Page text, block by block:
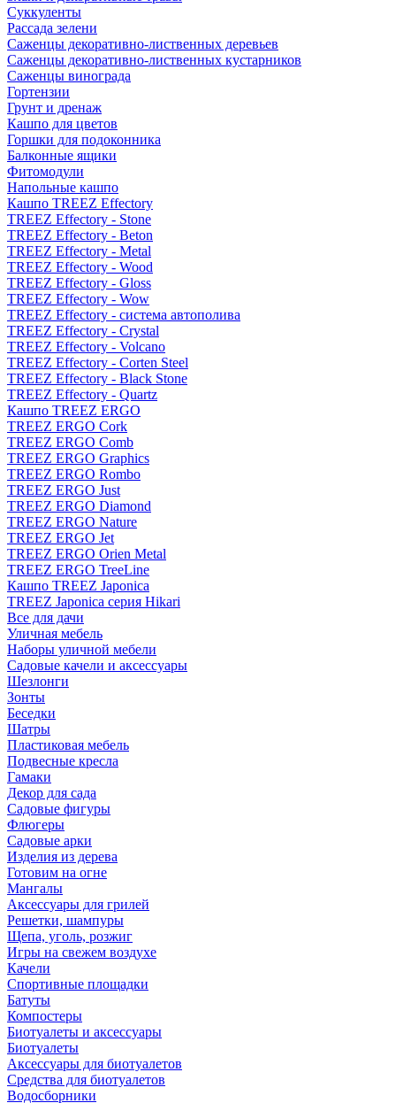
Суккуленты
Рассада зелени
Саженцы декоративно-лиственных деревьев
Саженцы декоративно-лиственных кустарников
Саженцы винограда
Гортензии
Грунт и дренаж
Кашпо для цветов
Горшки для подоконника
Балконные ящики
Фитомодули
Напольные кашпо
Кашпо TREEZ Effectory
TREEZ Effectory - Stone
TREEZ Effectory - Beton
TREEZ Effectory - Metal
TREEZ Effectory - Wood
TREEZ Effectory - Gloss
TREEZ Effectory - Wow
TREEZ Effectory - система автополива
TREEZ Effectory - Crystal
TREEZ Effectory - Volcano
TREEZ Effectory - Corten Steel
TREEZ Effectory - Black Stone
TREEZ Effectory - Quartz
Кашпо TREEZ ERGO
TREEZ ERGO Cork
TREEZ ERGO Comb
TREEZ ERGO Graphics
TREEZ ERGO Rombo
TREEZ ERGO Just
TREEZ ERGO Diamond
TREEZ ERGO Nature
TREEZ ERGO Jet
TREEZ ERGO Orien Metal
TREEZ ERGO TreeLine
Кашпо TREEZ Japonica
TREEZ Japonica серия Hikari
Все для дачи
Уличная мебель
Наборы уличной мебели
Садовые качели и аксессуары
Шезлонги
Зонты
Беседки
Шатры
Пластиковая мебель
Подвесные кресла
Гамаки
Декор для сада
Садовые фигуры
Флюгеры
Садовые арки
Изделия из дерева
Готовим на огне
Мангалы
Аксессуары для грилей
Решетки, шампуры
Щепа, уголь, розжиг
Игры на свежем воздухе
Качели
Спортивные площадки
Батуты
Компостеры
Биотуалеты и аксессуары
Биотуалеты
Аксессуары для биотуалетов
Средства для биотуалетов
Водосборники